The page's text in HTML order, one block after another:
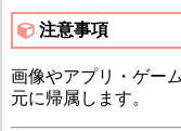
注意事項
画像やアプリ・ゲー
元に帰属します。